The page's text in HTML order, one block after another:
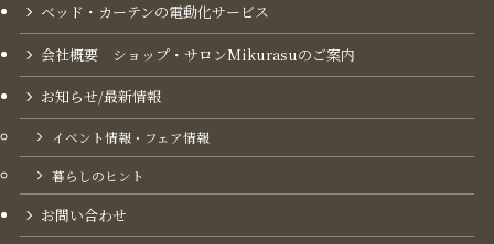
ベッド・カーテンの電動化サービス
会社概要 ショップ・サロンMikurasuのご案内​
お知らせ/最新情報
イベント情報・フェア情報
暮らしのヒント
お問い合わせ